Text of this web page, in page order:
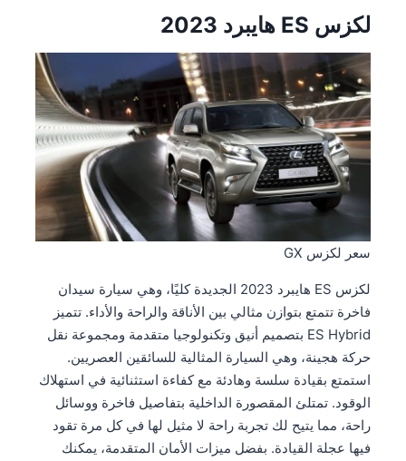
لكزس ES هايبرد 2023
سعر لكزس GX
لكزس ES هايبرد 2023 الجديدة كليًا، وهي سيارة سيدان
فاخرة تتمتع بتوازن مثالي بين الأناقة والراحة والأداء. تتميز
ES Hybrid بتصميم أنيق وتكنولوجيا متقدمة ومجموعة نقل
حركة هجينة، وهي السيارة المثالية للسائقين العصريين.
استمتع بقيادة سلسة وهادئة مع كفاءة استثنائية في استهلاك
الوقود. تمتلئ المقصورة الداخلية بتفاصيل فاخرة ووسائل
راحة، مما يتيح لك تجربة راحة لا مثيل لها في كل مرة تقود
فيها عجلة القيادة. بفضل ميزات الأمان المتقدمة، يمكنك